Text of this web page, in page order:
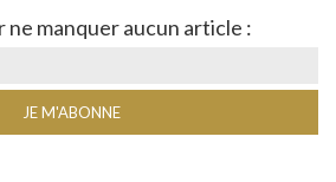
ne manquer aucun article :